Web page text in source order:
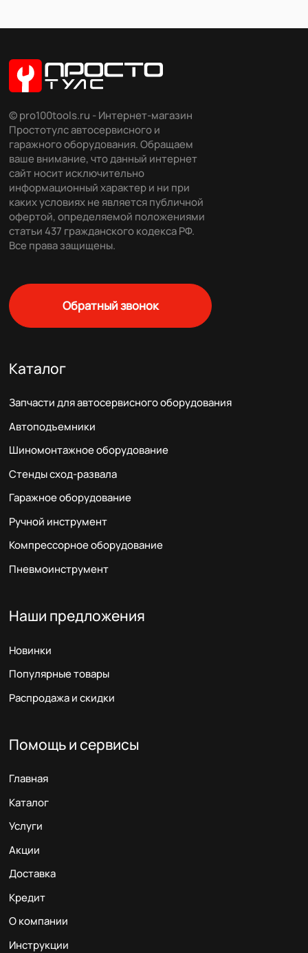
© pro100tools.ru - Интернет-магазин
Простотулс автосервисного и
гаражного оборудования. Обращаем
ваше внимание, что данный интернет
сайт носит исключительно
информационный характер и ни при
каких условиях не является публичной
офертой, определяемой положениями
статьи 437 гражданского кодекса РФ.
Все права защищены.
Обратный звонок
Каталог
Запчасти для автосервисного оборудования
Автоподъемники
Шиномонтажное оборудование
Стенды сход-развала
Гаражное оборудование
Ручной инструмент
Компрессорное оборудование
Пневмоинструмент
Наши предложения
Новинки
Популярные товары
Распродажа и скидки
Помощь и сервисы
Главная
Каталог
Услуги
Акции
Доставка
Кредит
О компании
Инструкции